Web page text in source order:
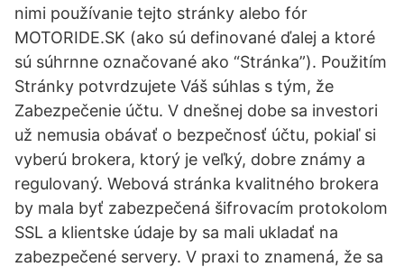
nimi používanie tejto stránky alebo fór
MOTORIDE.SK (ako sú definované ďalej a ktoré
sú súhrnne označované ako “Stránka”). Použitím
Stránky potvrdzujete Váš súhlas s tým, že
Zabezpečenie účtu. V dnešnej dobe sa investori
už nemusia obávať o bezpečnosť účtu, pokiaľ si
vyberú brokera, ktorý je veľký, dobre známy a
regulovaný. Webová stránka kvalitného brokera
by mala byť zabezpečená šifrovacím protokolom
SSL a klientske údaje by sa mali ukladať na
zabezpečené servery. V praxi to znamená, že sa